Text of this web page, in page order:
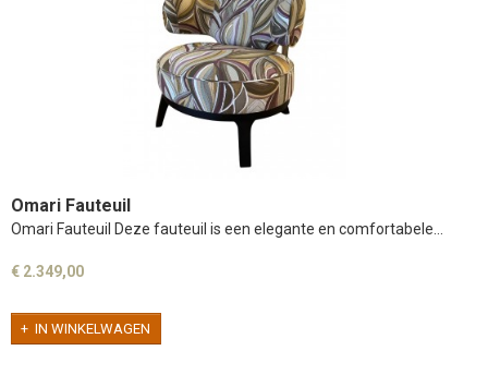
Omari Fauteuil
Omari Fauteuil Deze fauteuil is een elegante en comfortabele…
€ 2.349,00
IN WINKELWAGEN